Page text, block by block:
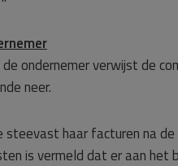
ondernemer verwijst de
neer.
steevast haar facturen na
is vermeld dat er aan het